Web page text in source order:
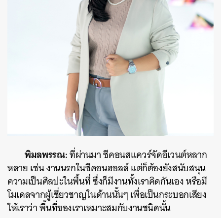
พิมลพรรณ:ที่ผ่านมา ซีคอนสแควร์จัดอีเวนต์หลาก
หลาย เช่น งานนรกในซีคอนฮอลล์ แต่ก็ต้องยังสนับสนุน
ความเป็นศิลปะในพื้นที่ ซึ่งก็มีงานทั้งเราคิดกันเอง หรือมี
โมเดลจากผู้เชี่ยวชาญในด้านนั้นๆ เพื่อเป็นกระบอกเสียง
ให้เราว่า พื้นที่ของเราเหมาะสมกับงานชนิดนั้น